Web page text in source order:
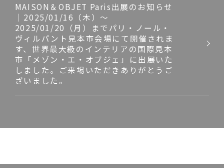
MAISON＆OBJET Paris出展のお知らせ
｜2025/01/16（木）～
2025/01/20（月）までパリ・ノール・
ヴィルパント見本市会場にて開催されま
す、世界最大級のインテリアの国際見本
市「メゾン・エ・オブジェ」に出展いた
しました。ご来場いただきありがとうご
ざいました。